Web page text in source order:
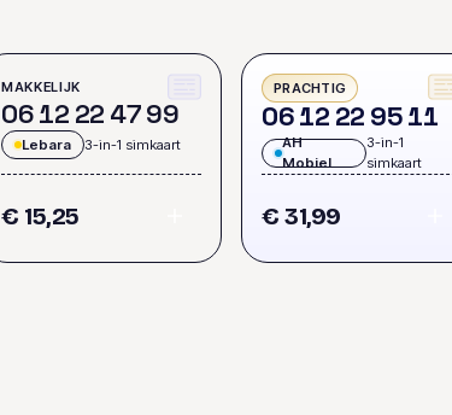
MAKKELIJK
0612 22 4799
Lebara 3-in-1 simkaart
€ 15,25
PRACHTIG
0612 22 9511
AH
Mobiel
3-in-1
simkaart
€ 31,99